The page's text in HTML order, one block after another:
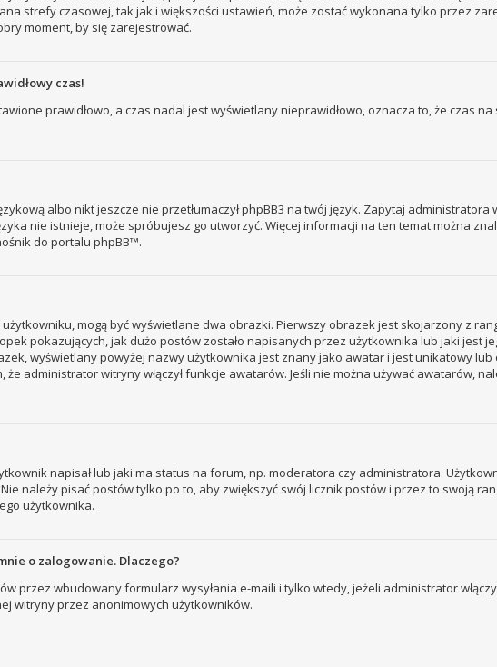
strefy czasowej, tak jak i większości ustawień, może zostać wykonana tylko przez
moment, by się zarejestrować.
czas!
prawidłowo, a czas nadal jest wyświetlany nieprawidłowo, oznacza to, że czas
albo nikt jeszcze nie przetłumaczył phpBB3 na twój język. Zapytaj administratora
nie istnieje, może spróbujesz go utworzyć. Więcej informacji na ten temat można
do portalu phpBB™.
mogą być wyświetlane dwa obrazki. Pierwszy obrazek jest skojarzony z
pokazujących, jak dużo postów zostało napisanych przez użytkownika lub jaki jest
wyświetlany powyżej nazwy użytkownika jest znany jako awatar i jest unikatowy
administrator witryny włączył funkcje awatarów. Jeśli nie można używać awatarów,
napisał lub jaki ma status na forum, np. moderatora czy administratora.
należy pisać postów tylko po to, aby zwiększyć swój licznik postów i przez to swoją
użytkownika.
o zalogowanie. Dlaczego?
przez wbudowany formularz wysyłania e-maili i tylko wtedy, jeżeli administrator
witryny przez anonimowych użytkowników.